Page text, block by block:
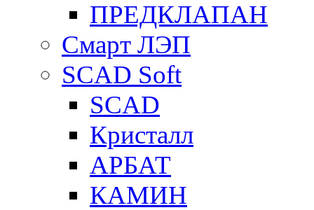
ПРЕДКЛАПАН
Смарт ЛЭП
SCAD Soft
SCAD
Кристалл
АРБАТ
КАМИН